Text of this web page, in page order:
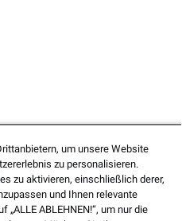
um unsere Website
zu personalisieren.
zu aktivieren, einschließlich derer,
und Ihnen relevante
ABLEHNEN!“, um nur die